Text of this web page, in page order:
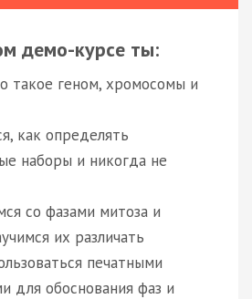
демо-курсе ты:
такое геном, хромосомы и
как определять
наборы и никогда не
со фазами митоза и
их различать
печатными
для обоснования фаз и